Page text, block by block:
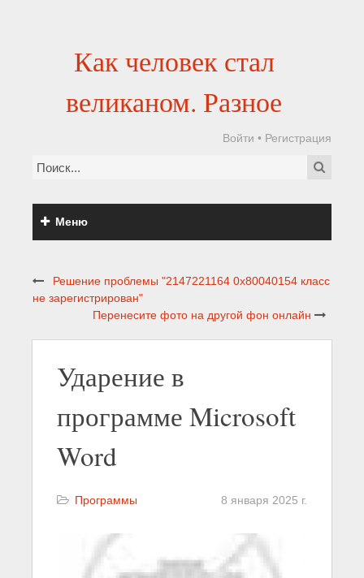
Как человек стал
великаном. Разное
Войти • Регистрация
Меню
Решение проблемы "2147221164 0x80040154 класс
не зарегистрирован"
Перенесите фото на другой фон онлайн
Ударение в
программе Microsoft
Word
Программы 8 января 2025 г.